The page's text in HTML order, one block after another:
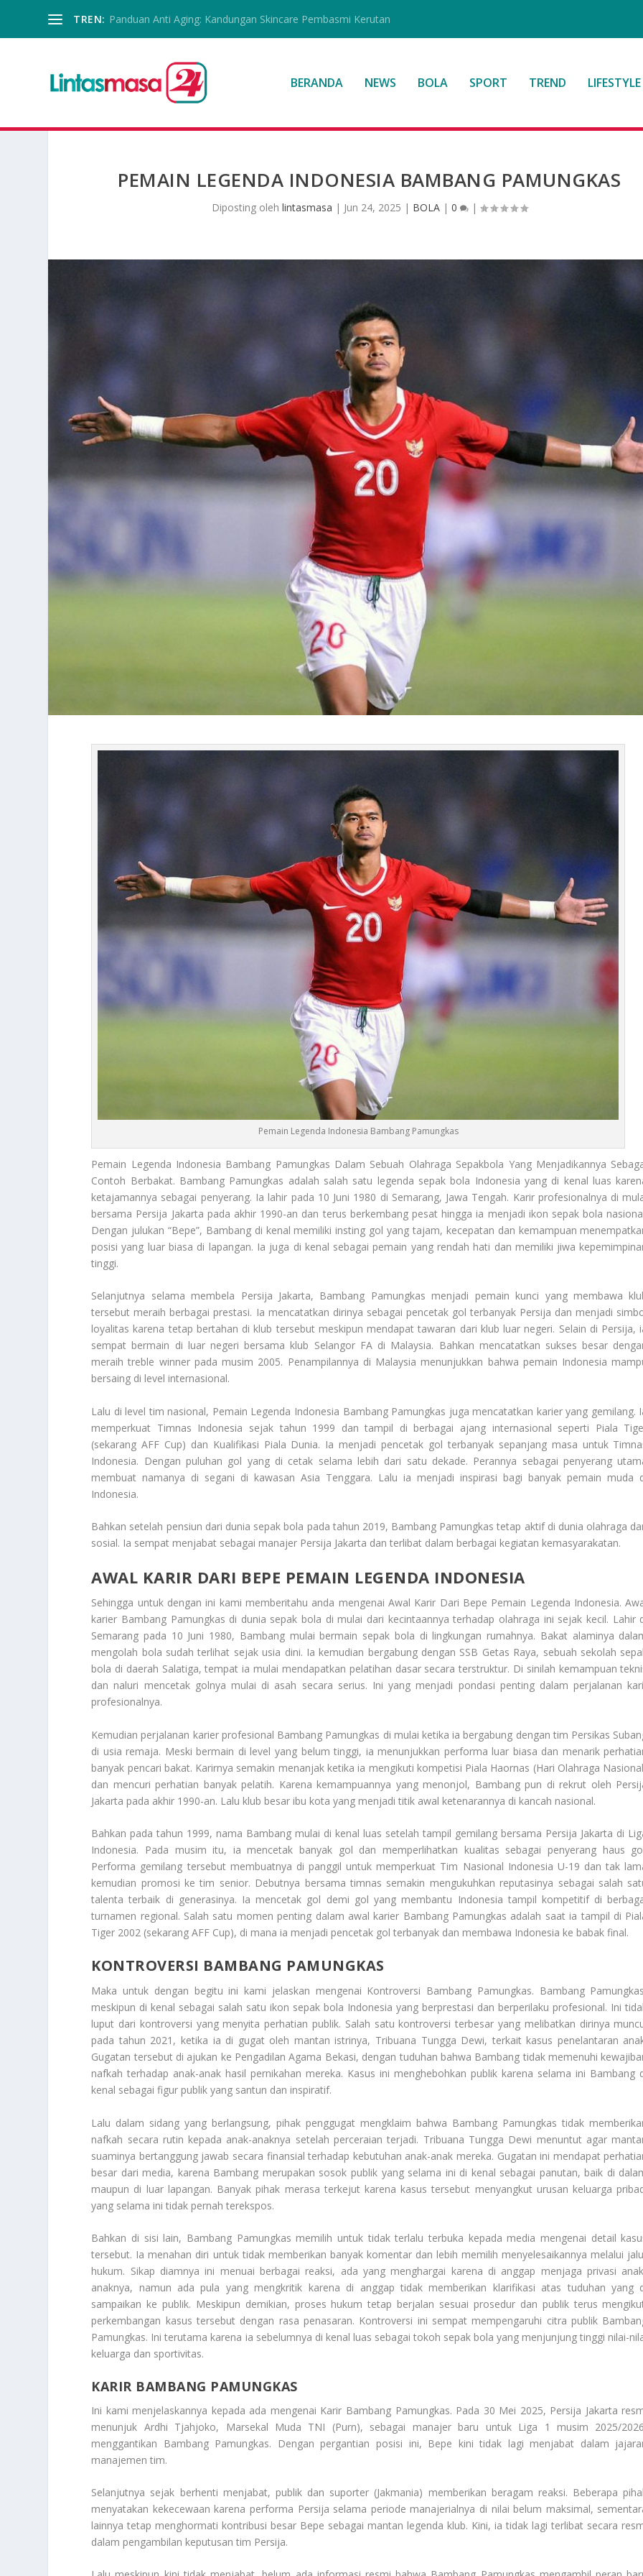
TREN: Panduan Anti Aging: Kandungan Skincare Pembasmi Kerutan
BERANDA NEWS BOLA SPORT TREND LIFESTYLE
PEMAIN LEGENDA INDONESIA BAMBANG PAMUNGKAS
Diposting oleh lintasmasa | Jun 24, 2025 | BOLA| 0 |
Pemain Legenda Indonesia Bambang Pamungkas
Pemain Legenda Indonesia Bambang Pamungkas Dalam Sebuah Olahraga Sepakbola Yang Menjadikannya
Contoh Berbakat. Bambang Pamungkas adalah salah satu legenda sepak bola Indonesia yang di kenal luas
ketajamannya sebagai penyerang. Ia lahir pada 10 Juni 1980 di Semarang, Jawa Tengah. Karir profesionalnya di
bersama Persija Jakarta pada akhir 1990-an dan terus berkembang pesat hingga ia menjadi ikon sepak bola
Dengan julukan “Bepe”, Bambang di kenal memiliki insting gol yang tajam, kecepatan dan kemampuan
posisi yang luar biasa di lapangan. Ia juga di kenal sebagai pemain yang rendah hati dan memiliki jiwa
tinggi.
Selanjutnya selama membela Persija Jakarta, Bambang Pamungkas menjadi pemain kunci yang membawa
tersebut meraih berbagai prestasi. Ia mencatatkan dirinya sebagai pencetak gol terbanyak Persija dan menjadi
loyalitas karena tetap bertahan di klub tersebut meskipun mendapat tawaran dari klub luar negeri. Selain di Persija,
sempat bermain di luar negeri bersama klub Selangor FA di Malaysia. Bahkan mencatatkan sukses besar
meraih treble winner pada musim 2005. Penampilannya di Malaysia menunjukkan bahwa pemain Indonesia
bersaing di level internasional.
Lalu di level tim nasional, Pemain Legenda Indonesia Bambang Pamungkas juga mencatatkan karier yang gemilang.
memperkuat Timnas Indonesia sejak tahun 1999 dan tampil di berbagai ajang internasional seperti Piala
(sekarang AFF Cup) dan Kualifikasi Piala Dunia. Ia menjadi pencetak gol terbanyak sepanjang masa untuk
Indonesia. Dengan puluhan gol yang di cetak selama lebih dari satu dekade. Perannya sebagai penyerang
membuat namanya di segani di kawasan Asia Tenggara. Lalu ia menjadi inspirasi bagi banyak pemain muda
Indonesia.
Bahkan setelah pensiun dari dunia sepak bola pada tahun 2019, Bambang Pamungkas tetap aktif di dunia olahraga
sosial. Ia sempat menjabat sebagai manajer Persija Jakarta dan terlibat dalam berbagai kegiatan kemasyarakatan.
AWAL KARIR DARI BEPE PEMAIN LEGENDA INDONESIA
Sehingga untuk dengan ini kami memberitahu anda mengenai Awal Karir Dari Bepe Pemain Legenda Indonesia.
karier Bambang Pamungkas di dunia sepak bola di mulai dari kecintaannya terhadap olahraga ini sejak kecil. Lahir
Semarang pada 10 Juni 1980, Bambang mulai bermain sepak bola di lingkungan rumahnya. Bakat alaminya
mengolah bola sudah terlihat sejak usia dini. Ia kemudian bergabung dengan SSB Getas Raya, sebuah sekolah
bola di daerah Salatiga, tempat ia mulai mendapatkan pelatihan dasar secara terstruktur. Di sinilah kemampuan
dan naluri mencetak golnya mulai di asah secara serius. Ini yang menjadi pondasi penting dalam perjalanan
profesionalnya.
Kemudian perjalanan karier profesional Bambang Pamungkas di mulai ketika ia bergabung dengan tim Persikas
di usia remaja. Meski bermain di level yang belum tinggi, ia menunjukkan performa luar biasa dan menarik
banyak pencari bakat. Karirnya semakin menanjak ketika ia mengikuti kompetisi Piala Haornas (Hari Olahraga
dan mencuri perhatian banyak pelatih. Karena kemampuannya yang menonjol, Bambang pun di rekrut oleh
Jakarta pada akhir 1990-an. Lalu klub besar ibu kota yang menjadi titik awal ketenarannya di kancah nasional.
Bahkan pada tahun 1999, nama Bambang mulai di kenal luas setelah tampil gemilang bersama Persija Jakarta di
Indonesia. Pada musim itu, ia mencetak banyak gol dan memperlihatkan kualitas sebagai penyerang haus
Performa gemilang tersebut membuatnya di panggil untuk memperkuat Tim Nasional Indonesia U-19 dan tak
kemudian promosi ke tim senior. Debutnya bersama timnas semakin mengukuhkan reputasinya sebagai salah
talenta terbaik di generasinya. Ia mencetak gol demi gol yang membantu Indonesia tampil kompetitif di
turnamen regional. Salah satu momen penting dalam awal karier Bambang Pamungkas adalah saat ia tampil di
Tiger 2002 (sekarang AFF Cup), di mana ia menjadi pencetak gol terbanyak dan membawa Indonesia ke babak final.
KONTROVERSI BAMBANG PAMUNGKAS
Maka untuk dengan begitu ini kami jelaskan mengenai Kontroversi Bambang Pamungkas. Bambang
meskipun di kenal sebagai salah satu ikon sepak bola Indonesia yang berprestasi dan berperilaku profesional. Ini
luput dari kontroversi yang menyita perhatian publik. Salah satu kontroversi terbesar yang melibatkan dirinya
pada tahun 2021, ketika ia di gugat oleh mantan istrinya, Tribuana Tungga Dewi, terkait kasus penelantaran
Gugatan tersebut di ajukan ke Pengadilan Agama Bekasi, dengan tuduhan bahwa Bambang tidak memenuhi
nafkah terhadap anak-anak hasil pernikahan mereka. Kasus ini menghebohkan publik karena selama ini Bambang
kenal sebagai figur publik yang santun dan inspiratif.
Lalu dalam sidang yang berlangsung, pihak penggugat mengklaim bahwa Bambang Pamungkas tidak
nafkah secara rutin kepada anak-anaknya setelah perceraian terjadi. Tribuana Tungga Dewi menuntut agar
suaminya bertanggung jawab secara finansial terhadap kebutuhan anak-anak mereka. Gugatan ini mendapat
besar dari media, karena Bambang merupakan sosok publik yang selama ini di kenal sebagai panutan, baik di
maupun di luar lapangan. Banyak pihak merasa terkejut karena kasus tersebut menyangkut urusan keluarga
yang selama ini tidak pernah terekspos.
Bahkan di sisi lain, Bambang Pamungkas memilih untuk tidak terlalu terbuka kepada media mengenai detail
tersebut. Ia menahan diri untuk tidak memberikan banyak komentar dan lebih memilih menyelesaikannya melalui
hukum. Sikap diamnya ini menuai berbagai reaksi, ada yang menghargai karena di anggap menjaga privasi
anaknya, namun ada pula yang mengkritik karena di anggap tidak memberikan klarifikasi atas tuduhan yang
sampaikan ke publik. Meskipun demikian, proses hukum tetap berjalan sesuai prosedur dan publik terus
perkembangan kasus tersebut dengan rasa penasaran. Kontroversi ini sempat mempengaruhi citra publik
Pamungkas. Ini terutama karena ia sebelumnya di kenal luas sebagai tokoh sepak bola yang menjunjung tinggi nilai-
keluarga dan sportivitas.
KARIR BAMBANG PAMUNGKAS
Ini kami menjelaskannya kepada ada mengenai Karir Bambang Pamungkas. Pada 30 Mei 2025, Persija Jakarta
menunjuk Ardhi Tjahjoko, Marsekal Muda TNI (Purn), sebagai manajer baru untuk Liga 1 musim 2025/
menggantikan Bambang Pamungkas. Dengan pergantian posisi ini, Bepe kini tidak lagi menjabat dalam
manajemen tim.
Selanjutnya sejak berhenti menjabat, publik dan suporter (Jakmania) memberikan beragam reaksi. Beberapa
menyatakan kekecewaan karena performa Persija selama periode manajerialnya di nilai belum maksimal,
lainnya tetap menghormati kontribusi besar Bepe sebagai mantan legenda klub. Kini, ia tidak lagi terlibat secara
dalam pengambilan keputusan tim Persija.